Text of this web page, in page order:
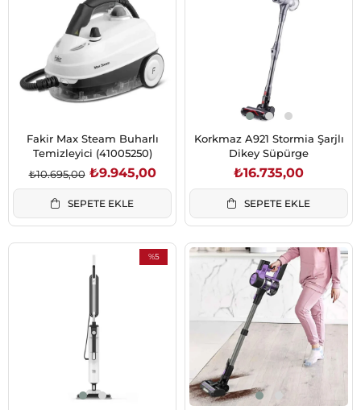
Fakir Max Steam Buharlı
Temizleyici (41005250)
₺9.945,00
₺10.695,00
SEPETE EKLE
Korkmaz A921 Stormia Şarjlı
Dikey Süpürge
₺16.735,00
SEPETE EKLE
%5